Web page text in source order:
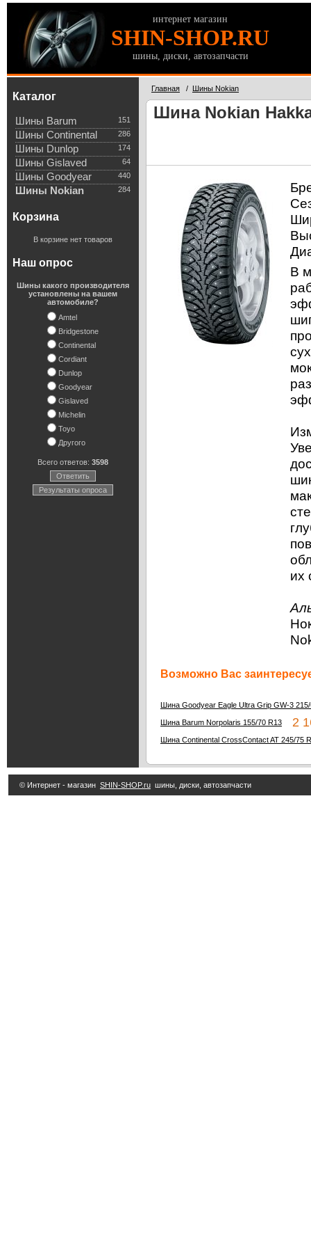
интернет магазин
SHIN-SHOP.RU
шины, диски, автозапчасти
Каталог
151
Шины Barum
286
Шины Continental
174
Шины Dunlop
64
Шины Gislaved
440
Шины Goodyear
284
Шины Nokian
Корзина
В корзине нет товаров
Наш опрос
Шины какого производителя
установлены на вашем
автомобиле?
Amtel
Bridgestone
Continental
Cordiant
Dunlop
Goodyear
Gislaved
Michelin
Toyo
Другого
Всего ответов: 3598
Ответить
Результаты опроса
Главная / Шины Nokian
Шина Nokian
В
их
Возможно Вас
Шина Goodyear Eagle Ultra Grip GW-3
Шина Barum Norpolaris 155/70 R13 2
Шина Continental CrossContact AT 245/75
© Интернет - магазин SHIN-SHOP.ru шины, диски, автозапчасти